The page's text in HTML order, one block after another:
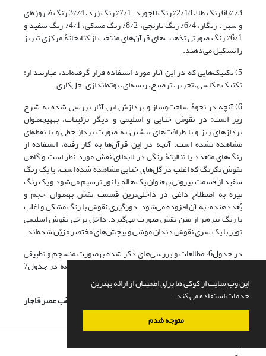
این وب سایت از کوکی ها برای اطمینان از ارائه بهترین
خدمات استفاده می کند.
متوجه شدم
3/ 66% رنگ طلا، 2/18% رنگ لاجورد، 7/1% رنگ زرد، 4/%3 رنگ فیروزه‌ای
و سبز . زنگار، 6/4% رنگ نارنجی، 8/2% رنگ مشکی، 4/1% رنگ سفید و
6/1% رنگ صورتی تذهیب‌های قرآن‌های منتخب از کتابخانۀ مرکزی تبریز
را تشکیل می‌دهند.
5) تکنیک‌هایی که در این آثار مورد استفاده قرار گرفته‌اند، عبارتند از:
تکنیک عکاسی، تحریر، ترصیع، ریسه‌ای، بوته‌اندازی، حل‌کاری.
6) آنچه در نحوۀ ساخت‎‌وساز و پردازش این آثار بررسی شده به شرح
زیر است: در نقوش ختایی و اسلیمی و دیگر تزئینات، به‎هیچ‎عنوان
پردازهای ریز و با ظرافت‌های پیشین به صورت پرداز خطی و یا نقطه‌ای
مشاهده نشده است. آنچه در این قرآن‌ها به کار رفته، استفاده از
رنگ‌های متعدد یا تنالیتۀ رنگی در لابه‌لای نقش مورد نظر است و گاهی
نقوش تک‎رنگ که اغلب در گل‌های ختایی مشاهده شده است، با یک رنگ
سفید از قسمت بیرونی به‎عنوان یک هاله یا نور ترسیم می‌شود و یک رنگ
تیره به اصطلاح داغی در داخلی‌ترین قسمت نقش به‎عنوان حجم‌ و
بُعددهنده، به آن افزوده می‌شود. دورگیری نقوش با رنگ مشکی و اغلب
با رنگ تیره‌تر از متن نقش صورت می‌گیرد. داخل برخی نقوش اسلیمی
توپر با یک سری نقوش دندان موشی و پیچش‌های مختصر مزیّن شده‌اند.
در جدول6، مطالعات و بررسی‌های ذکر شده به‎صورت منسجم و تطبیقی
قابل ملاحظه است. ساختارشناسی سرلوح‌های مورد مطالعه در جدول7
مورد بازبینی دقیق‌تری قرار گرفته است.
جدول6. ارزیابی عناصر ساختاری و بصری در قرآن‌های مذهّب عصر قاجار
ذکر شده (منبع: نگارندگان)
آرایه‌های تزئینی